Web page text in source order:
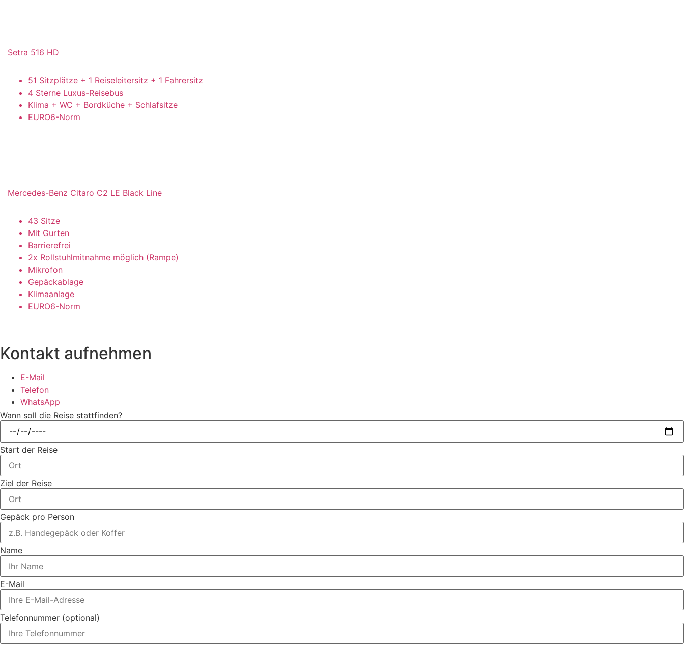
Setra 516 HD
51 Sitzplätze + 1 Reiseleitersitz + 1 Fahrersitz
4 Sterne Luxus-Reisebus
Klima + WC + Bordküche + Schlafsitze
EURO6-Norm
Mercedes-Benz Citaro C2 LE Black Line
43 Sitze
Mit Gurten
Barrierefrei
2x Rollstuhlmitnahme möglich (Rampe)
Mikrofon
Gepäckablage
Klimaanlage
EURO6-Norm
Kontakt aufnehmen
E-Mail
Telefon
WhatsApp
Wann soll die Reise stattfinden?
Start der Reise
Ziel der Reise
Gepäck pro Person
Name
E-Mail
Telefonnummer (optional)